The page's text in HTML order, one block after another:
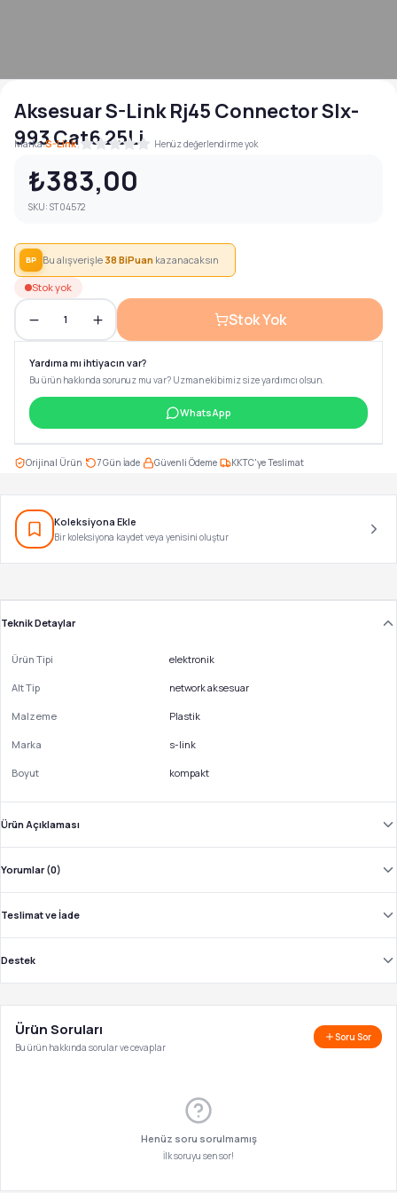
Aksesuar S-Link Rj45 Connector Slx-
993 Cat6 25Li
Marka:S-Link| Henüz değerlendirme yok
₺383,00
SKU: ST04572
BP Bu alışverişle 38 BiPuan kazanacaksın
Stok yok
1 Stok Yok
Yardıma mı ihtiyacın var?
Bu ürün hakkında sorunuz mu var? Uzman ekibimiz size yardımcı olsun.
WhatsApp
Orijinal Ürün 7 Gün İade Güvenli Ödeme KKTC'ye Teslimat
Koleksiyona Ekle
Bir koleksiyona kaydet veya yenisini oluştur
Teknik Detaylar
Ürün Tipi elektronik
Alt Tip network aksesuar
Malzeme Plastik
Marka s-link
Boyut kompakt
Ürün Açıklaması
Yorumlar (0)
Teslimat ve İade
Destek
Ürün Soruları
Bu ürün hakkında sorular ve cevaplar
Soru Sor
Henüz soru sorulmamış
İlk soruyu sen sor!